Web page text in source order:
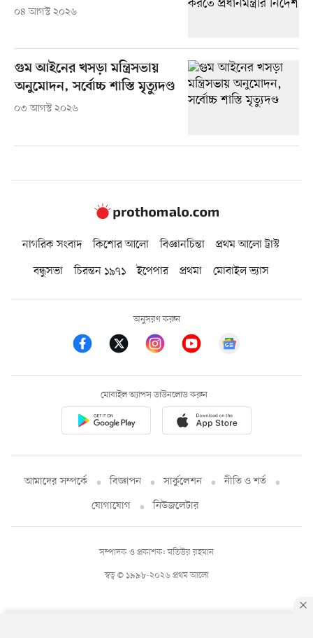
০৪ আগস্ট ২০২৬
গুম আইনের খসড়া মন্ত্রিসভায়
অনুমোদন, সর্বোচ্চ শাস্তি মৃত্যুদণ্ড
০৩ আগস্ট ২০২৬
নাগরিক সংবাদ কিশোর আলো বিজ্ঞানচিন্তা
প্রথম আলো ট্রাস্ট
বন্ধুসভা
চিরন্তন ১৯৭১ ইপেপার প্রথমা মোবাইল ভ্যাস
অনুসরণ করুন
মোবাইল অ্যাপস ডাউনলোড করুন
আমাদের সম্পর্কে বিজ্ঞাপন সার্কুলেশন
নীতি ও শর্ত
যোগাযোগ
নিউজলেটার
স্বত্ব © ১৯৯৮-২০২৬ প্রথম আলো
সম্পাদক ও প্রকাশক: মতিউর রহমান